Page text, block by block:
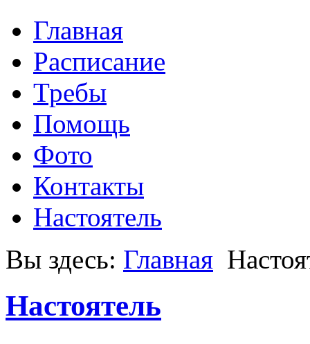
Главная
Расписание
Требы
Помощь
Фото
Контакты
Настоятель
Вы здесь: Главная
Настоятель